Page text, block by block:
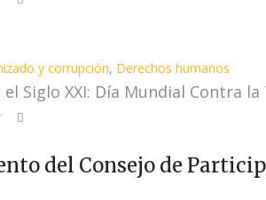
y corrupción, Derechos humanos
el Siglo XXI: Día Mundial Contra
del Consejo de